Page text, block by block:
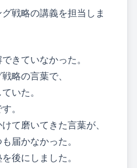
戦略の講義を担当しま
きていなかった。
略の言葉で、
いた。
。
て磨いてきた言葉が、
届かなかった。
後にしました。